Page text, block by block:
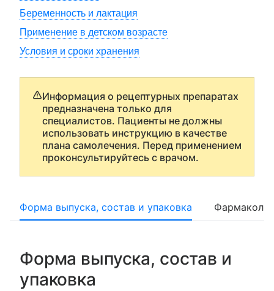
Беременность и лактация
Применение в детском возрасте
Условия и сроки хранения
Информация о рецептурных препаратах
предназначена только для
специалистов. Пациенты не должны
использовать инструкцию в качестве
плана самолечения. Перед применением
проконсультируйтесь с врачом.
Форма выпуска, состав и упаковка
Форма выпуска, состав и
упаковка